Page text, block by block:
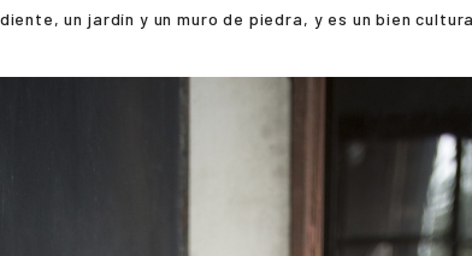
un jardín y un muro de piedra, y es un bien